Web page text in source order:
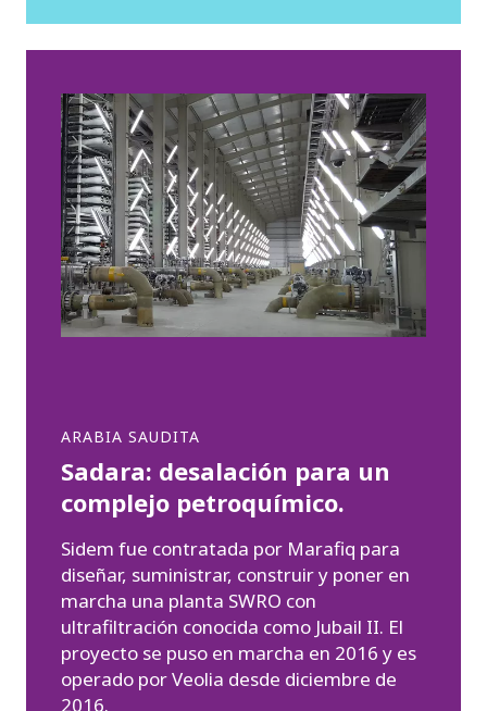
ARABIA SAUDITA
Sadara: desalación para un
complejo petroquímico.
Sidem fue contratada por Marafiq para
diseñar, suministrar, construir y poner en
marcha una planta SWRO con
ultrafiltración conocida como Jubail II. El
proyecto se puso en marcha en 2016 y es
operado por Veolia desde diciembre de
2016.